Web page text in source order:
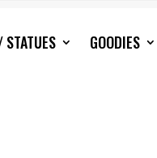
GOODIES